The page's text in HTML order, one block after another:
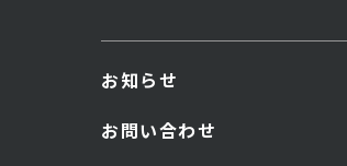
お知らせ
お問い合わせ